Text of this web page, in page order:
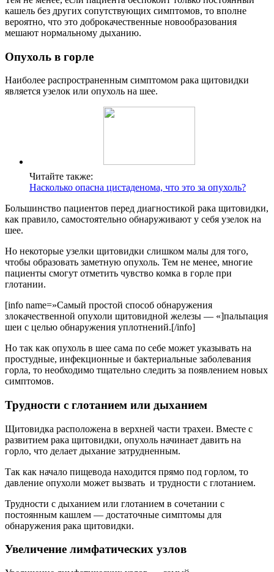
кашель без других сопутствующих симптомов, то вполне
вероятно, что это доброкачественные новообразования
мешают нормальному дыханию.
Опухоль в горле
Наиболее распространенным симптомом рака щитовидки
является узелок или опухоль на шее.
Читайте также:
Насколько опасна цистаденома, что это за опухоль?
Большинство пациентов перед диагностикой рака щитовидки,
как правило, самостоятельно обнаруживают у себя узелок на
шее.
Но некоторые узелки щитовидки слишком малы для того,
чтобы образовать заметную опухоль. Тем не менее, многие
пациенты смогут отметить чувство комка в горле при
глотании.
[info name=»Самый простой способ обнаружения
злокачественной опухоли щитовидной железы — «]пальпация
шеи с целью обнаружения уплотнений.[/info]
Но так как опухоль в шее сама по себе может указывать на
простудные, инфекционные и бактериальные заболевания
горла, то необходимо тщательно следить за появлением новых
симптомов.
Трудности с глотанием или дыханием
Щитовидка расположена в верхней части трахеи. Вместе с
развитием рака щитовидки, опухоль начинает давить на
горло, что делает дыхание затрудненным.
Так как начало пищевода находится прямо под горлом, то
давление опухоли может вызвать и трудности с глотанием.
Трудности с дыханием или глотанием в сочетании с
постоянным кашлем — достаточные симптомы для
обнаружения рака щитовидки.
Увеличение лимфатических узлов